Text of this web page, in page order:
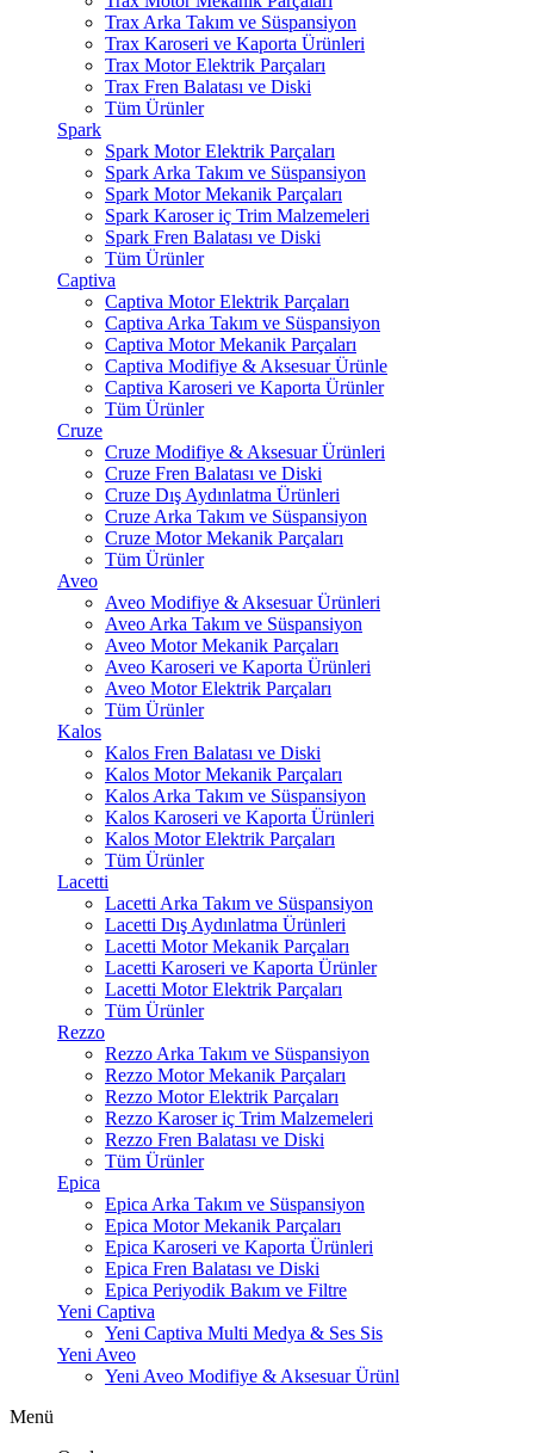
Trax Arka Takım ve Süspansiyon
Trax Karoseri ve Kaporta Ürünleri
Trax Motor Elektrik Parçaları
Trax Fren Balatası ve Diski
Tüm Ürünler
Spark
Spark Motor Elektrik Parçaları
Spark Arka Takım ve Süspansiyon
Spark Motor Mekanik Parçaları
Spark Karoser iç Trim Malzemeleri
Spark Fren Balatası ve Diski
Tüm Ürünler
Captiva
Captiva Motor Elektrik Parçaları
Captiva Arka Takım ve Süspansiyon
Captiva Motor Mekanik Parçaları
Captiva Modifiye & Aksesuar Ürünle
Captiva Karoseri ve Kaporta Ürünler
Tüm Ürünler
Cruze
Cruze Modifiye & Aksesuar Ürünleri
Cruze Fren Balatası ve Diski
Cruze Dış Aydınlatma Ürünleri
Cruze Arka Takım ve Süspansiyon
Cruze Motor Mekanik Parçaları
Tüm Ürünler
Aveo
Aveo Modifiye & Aksesuar Ürünleri
Aveo Arka Takım ve Süspansiyon
Aveo Motor Mekanik Parçaları
Aveo Karoseri ve Kaporta Ürünleri
Aveo Motor Elektrik Parçaları
Tüm Ürünler
Kalos
Kalos Fren Balatası ve Diski
Kalos Motor Mekanik Parçaları
Kalos Arka Takım ve Süspansiyon
Kalos Karoseri ve Kaporta Ürünleri
Kalos Motor Elektrik Parçaları
Tüm Ürünler
Lacetti
Lacetti Arka Takım ve Süspansiyon
Lacetti Dış Aydınlatma Ürünleri
Lacetti Motor Mekanik Parçaları
Lacetti Karoseri ve Kaporta Ürünler
Lacetti Motor Elektrik Parçaları
Tüm Ürünler
Rezzo
Rezzo Arka Takım ve Süspansiyon
Rezzo Motor Mekanik Parçaları
Rezzo Motor Elektrik Parçaları
Rezzo Karoser iç Trim Malzemeleri
Rezzo Fren Balatası ve Diski
Tüm Ürünler
Epica
Epica Arka Takım ve Süspansiyon
Epica Motor Mekanik Parçaları
Epica Karoseri ve Kaporta Ürünleri
Epica Fren Balatası ve Diski
Epica Periyodik Bakım ve Filtre
Yeni Captiva
Yeni Captiva Multi Medya & Ses Sis
Yeni Aveo
Yeni Aveo Modifiye & Aksesuar Ürünl
Menü